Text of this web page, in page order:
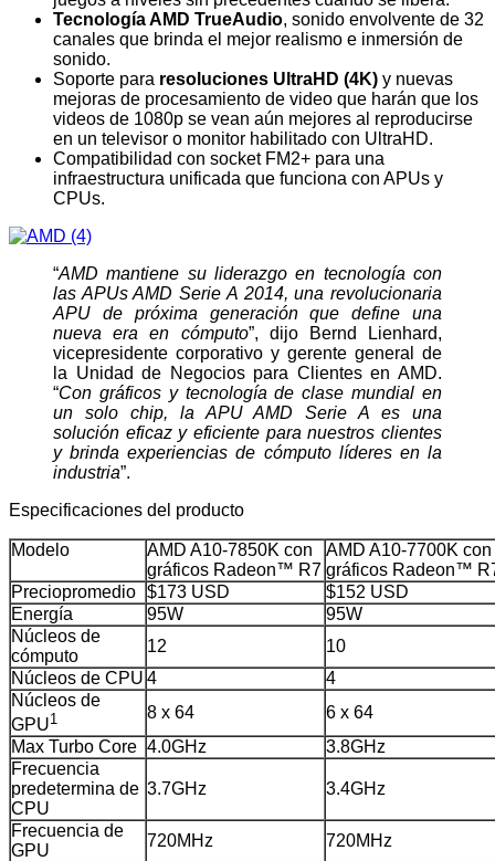
Tecnología AMD TrueAudio, sonido envolvente de 32
canales que brinda el mejor realismo e inmersión de
sonido.
Soporte para resoluciones UltraHD (4K) y nuevas
mejoras de procesamiento de video que harán que los
videos de 1080p se vean aún mejores al reproducirse
en un televisor o monitor habilitado con UltraHD.
Compatibilidad con socket FM2+ para una
infraestructura unificada que funciona con APUs y
CPUs.
“AMD mantiene su liderazgo en tecnología con
las APUs AMD Serie A 2014, una revolucionaria
APU de próxima generación que define una
nueva era en cómputo”, dijo Bernd Lienhard,
vicepresidente corporativo y gerente general de
la Unidad de Negocios para Clientes en AMD.
“Con gráficos y tecnología de clase mundial en
un solo chip, la APU AMD Serie A es una
solución eficaz y eficiente para nuestros clientes
y brinda experiencias de cómputo líderes en la
industria”.
Especificaciones del producto
Modelo
AMD A10-7850K con
gráficos Radeon™ R7
AMD A10-7700K con
gráficos Radeon™
Preciopromedio $173 USD
$152 USD
Energía
95W
95W
Núcleos de
cómputo
12
10
Núcleos de CPU 4
4
Núcleos de
GPU1 8 x 64
6 x 64
Max Turbo Core 4.0GHz
3.8GHz
Frecuencia
predetermina de
CPU
3.7GHz 3.4GHz
Frecuencia de
GPU
720MHz
720MHz